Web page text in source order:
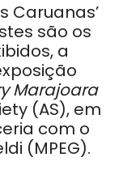
Caruanas’
são os
a
Marajoara
(AS), em
com o
(MPEG).